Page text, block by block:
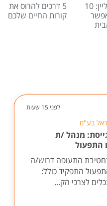
עבודה אונליין: 10
5 דרכים להרוס את
קורות החיים שלכם
לפני 15 שעות
בע"מ
מנהל /ת
התפעול
בחטיבת התעופה דרוש/ה
התפקיד כולל:
לצרכי הק...